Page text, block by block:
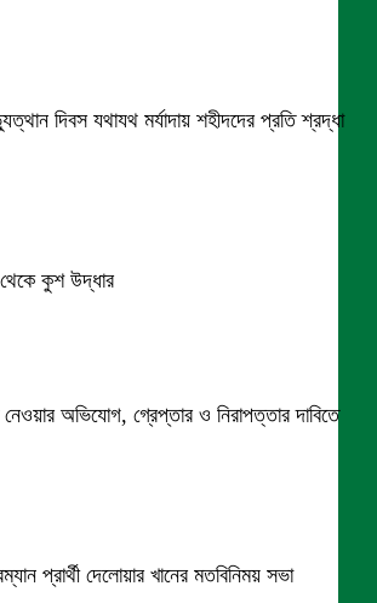
দিবস যথাযথ মর্যাদায় শহীদদের প্রতি শ্রদ্ধা
কুশ উদ্ধার
নেওয়ার অভিযোগ, গ্রেপ্তার ও নিরাপত্তার দাবিতে
প্রার্থী দেলোয়ার খানের মতবিনিময় সভা